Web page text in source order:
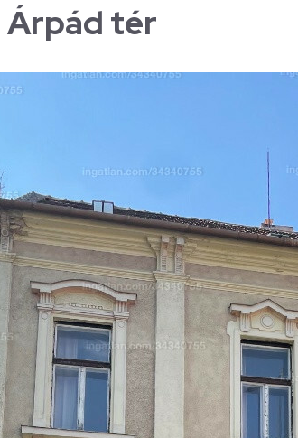
Árpád tér